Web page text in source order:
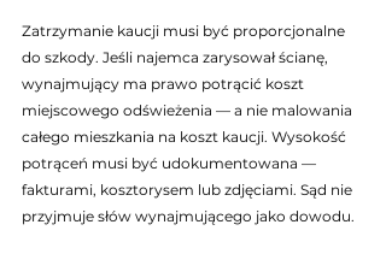
Zatrzymanie kaucji musi być proporcjonalne
do szkody. Jeśli najemca zarysował ścianę,
wynajmujący ma prawo potrącić koszt
miejscowego odświeżenia — a nie malowania
całego mieszkania na koszt kaucji. Wysokość
potrąceń musi być udokumentowana —
fakturami, kosztorysem lub zdjęciami. Sąd nie
przyjmuje słów wynajmującego jako dowodu.